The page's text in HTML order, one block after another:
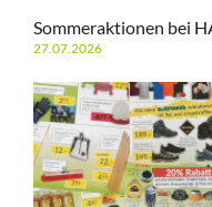
Sommeraktionen bei
27.07.2026